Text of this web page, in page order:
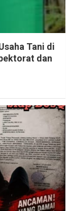
Tani di
dan